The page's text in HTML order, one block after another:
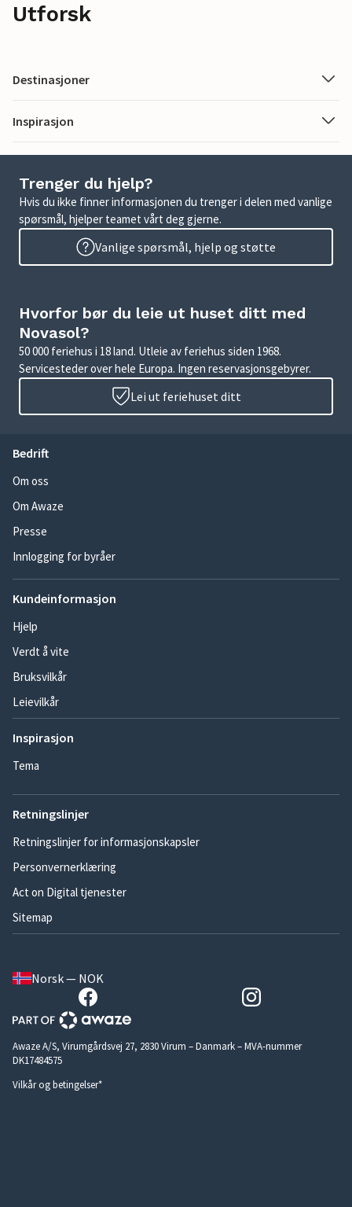
Utforsk
Destinasjoner
Inspirasjon
Trenger du hjelp?
Hvis du ikke finner informasjonen du trenger i delen med vanlige
spørsmål, hjelper teamet vårt deg gjerne.
Vanlige spørsmål, hjelp og støtte
Hvorfor bør du leie ut huset ditt med
Novasol?
50 000 feriehus i 18 land. Utleie av feriehus siden 1968.
Servicesteder over hele Europa. Ingen reservasjonsgebyrer.
Lei ut feriehuset ditt
Bedrift
Om oss
Om Awaze
Presse
Innlogging for byråer
Kundeinformasjon
Hjelp
Verdt å vite
Bruksvilkår
Leievilkår
Inspirasjon
Tema
Retningslinjer
Retningslinjer for informasjonskapsler
Personvernerklæring
Act on Digital tjenester
Sitemap
Norsk — NOK
Awaze A/S, Virumgårdsvej 27, 2830 Virum – Danmark – MVA-nummer
DK17484575
Vilkår og betingelser*